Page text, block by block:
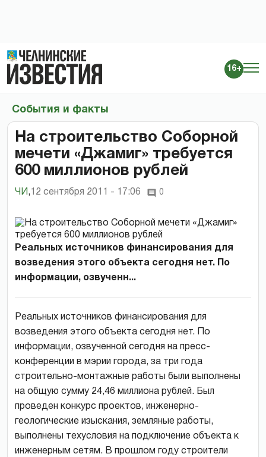
16+
События и факты
На строительство Соборной
мечети «Джамиг» требуется
600 миллионов рублей
ЧИ , 12 сентября 2011 - 17:06 0
Реальных источников финансирования для
возведения этого объекта сегодня нет. По
информации, озвученн...
Реальных источников финансирования для
возведения этого объекта сегодня нет. По
информации, озвученной сегодня на пресс-
конференции в мэрии города, за три года
строительно-монтажные работы были выполнены
на общую сумму 24,46 миллиона рублей. Был
проведен конкурс проектов, инженерно-
геологические изыскания, земляные работы,
выполнены техусловия на подключение объекта к
инженерным сетям. В прошлом году строители